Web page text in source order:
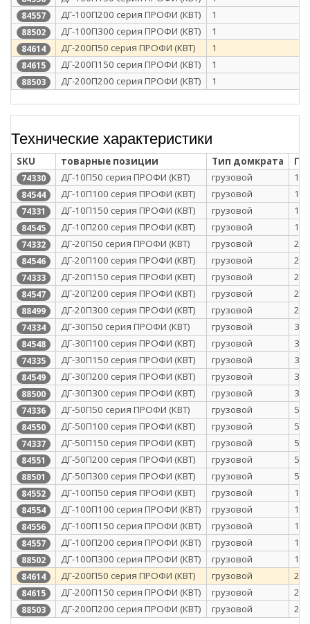
84557 ДГ-100П200 серия ПРОФИ (КВТ) 1
88502 ДГ-100П300 серия ПРОФИ (КВТ) 1
84614 ДГ-200П50 серия ПРОФИ (КВТ) 1
84615 ДГ-200П150 серия ПРОФИ (КВТ) 1
88503 ДГ-200П200 серия ПРОФИ (КВТ) 1
Технические характеристики
SKU товарные позиции Тип домкрата
74330 ДГ-10П50 серия ПРОФИ (КВТ) грузовой 10
84544 ДГ-10П100 серия ПРОФИ (КВТ) грузовой 10
74331 ДГ-10П150 серия ПРОФИ (КВТ) грузовой 10
84545 ДГ-10П200 серия ПРОФИ (КВТ) грузовой 10
74332 ДГ-20П50 серия ПРОФИ (КВТ) грузовой 20
84546 ДГ-20П100 серия ПРОФИ (КВТ) грузовой 20
74333 ДГ-20П150 серия ПРОФИ (КВТ) грузовой 20
84547 ДГ-20П200 серия ПРОФИ (КВТ) грузовой 20
88499 ДГ-20П300 серия ПРОФИ (КВТ) грузовой 20
74334 ДГ-30П50 серия ПРОФИ (КВТ) грузовой 30
84548 ДГ-30П100 серия ПРОФИ (КВТ) грузовой 30
74335 ДГ-30П150 серия ПРОФИ (КВТ) грузовой 30
84549 ДГ-30П200 серия ПРОФИ (КВТ) грузовой 30
88500 ДГ-30П300 серия ПРОФИ (КВТ) грузовой 30
74336 ДГ-50П50 серия ПРОФИ (КВТ) грузовой 50
84550 ДГ-50П100 серия ПРОФИ (КВТ) грузовой 50
74337 ДГ-50П150 серия ПРОФИ (КВТ) грузовой 50
84551 ДГ-50П200 серия ПРОФИ (КВТ) грузовой 50
88501 ДГ-50П300 серия ПРОФИ (КВТ) грузовой 50
84552 ДГ-100П50 серия ПРОФИ (КВТ) грузовой 100
84554 ДГ-100П100 серия ПРОФИ (КВТ) грузовой 100
84556 ДГ-100П150 серия ПРОФИ (КВТ) грузовой 100
84557 ДГ-100П200 серия ПРОФИ (КВТ) грузовой 100
88502 ДГ-100П300 серия ПРОФИ (КВТ) грузовой 100
84614 ДГ-200П50 серия ПРОФИ (КВТ) грузовой 200
84615 ДГ-200П150 серия ПРОФИ (КВТ) грузовой 200
88503 ДГ-200П200 серия ПРОФИ (КВТ) грузовой 200